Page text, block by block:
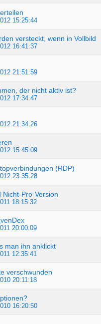
15:25:44
versteckt, wenn in Vollbild
16:41:37
21:51:59
der nicht aktiv ist?
17:34:47
21:34:26
15:45:09
(RDP)
23:35:28
Pro-Version
18:15:32
20:00:09
man ihn anklickt
12:35:41
verschwunden
20:11:18
16:20:50